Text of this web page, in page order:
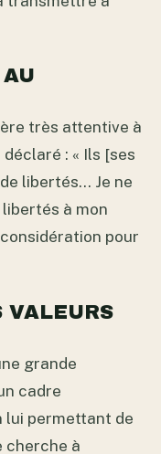
très attentive à
: « Ils [ses
libertés… Je ne
à mon
pour
VALEURS
grande
cadre
permettant de
cherche à